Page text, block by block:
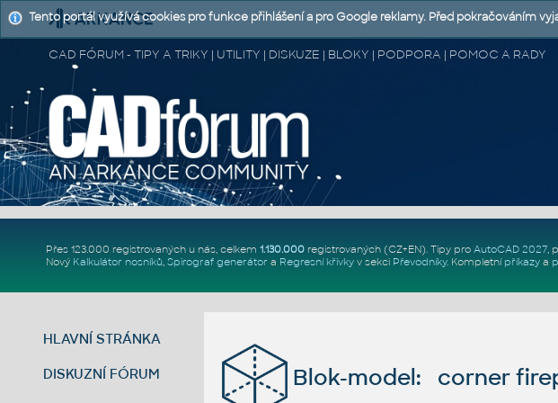
CAD FÓRUM - TIPY A TRIKY | UTILITY | DISKUZE | BLOKY | PODPORA | POMOC A RADY
Přes 123.000 registrovaných u nás, celkem 1.130.000registrovaných (CZ+EN). Tipy pro AutoCAD 2027,
Nový Kalkulátor nosníků, Spirograf generátor a Regresní křivkyv sekci Převodníky. Kompletní příkazya
HLAVNÍ STRÁNKA
DISKUZNÍ FÓRUM Blok-model: corner
Tento portál využívá cookies pro funkce přihlášení a pro Google reklamy. Před pokračováním